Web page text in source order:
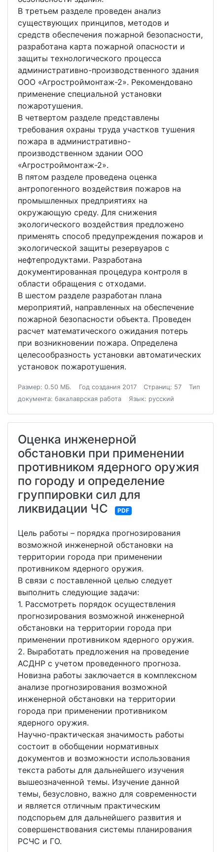
В третьем разделе проведен анализ
существующих принципов, методов и
средств обеспечения пожарной безопасности,
разработана карта пожарной опасности и
защиты технологического процесса
административно-производственного здания
ООО «Агростроймонтаж-2». Рекомендовано
применение специальной установки
пожаротушения.
В четвертом разделе представлены
требования охраны труда участков тушения
пожара в административно-
производственном здании ООО
«Агростроймонтаж-2».
В пятом разделе проведена оценка
антропогенного воздействия пожаров на
промышленных предприятиях на
окружающую среду. Для снижения
экологического воздействия предложено
применять способ предупреждения пожаров и
экологической защиты резервуаров с
нефтепродуктами. Разработана
документированная процедура контроля в
области обращения с отходами.
В шестом разделе разработан плана
мероприятий, направленных на обеспечение
пожарной безопасности объекта. Проведен
расчет математического ожидания потерь
при возникновении пожара. Определена
целесообразность установки автоматических
установок пожаротушения.
Размер: 0.50 МБ. Год создания 2017 Страниц: 57
Тип
документа: бакалаврская работа
Язык: русский
Оценка инженерной
обстановки при применении
противником ядерного оружия
по городу и определение
группировки сил для
ликвидации ЧС
PDF
Цель работы – порядка прогнозирования
возможной инженерной обстановки на
территории города при применении
противником ядерного оружия.
В связи с поставленной целью следует
выполнить следующие задачи:
1. Рассмотреть порядок осуществления
прогнозирования возможной инженерной
обстановки на территории города при
применении противником ядерного оружия.
2. Выработать предложения на проведение
АСДНР с учетом проведенного прогноза.
Новизна работы заключается в комплексном
анализе прогнозирования возможной
инженерной обстановки на территории
города при применении противником
ядерного оружия.
Научно-практическая значимость работы
состоит в обобщении нормативных
документов и возможности использования
текста работы для дальнейшего изучения
вышеозначенной темы. Изучение данной
темы, безусловно, важно для современности
и является отличным практическим
подспорьем для дальнейшего развития и
совершенствования системы планирования
РСЧС и ГО.